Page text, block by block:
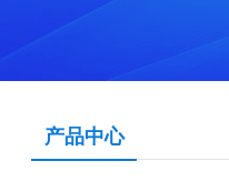
产品中心